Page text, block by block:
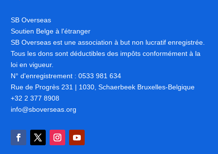
SB Overseas
Soutien Belge à l'étranger
SB Overseas est une association à but non lucratif enregistrée.
Tous les dons sont déductibles des impôts conformément à la
loi en vigueur.
N° d'enregistrement : 0533 981 634
Rue de Progrès 231 | 1030, Schaerbeek Bruxelles-Belgique
+32 2 377 8908
info@sboverseas.org